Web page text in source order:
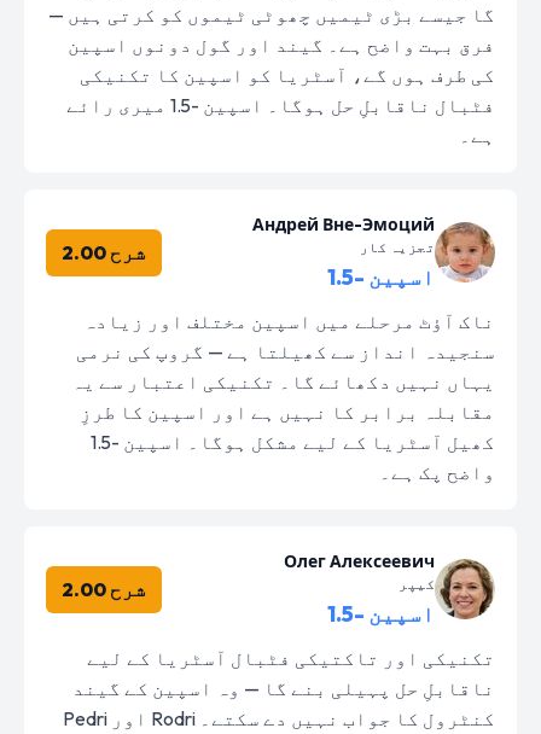
گا جیسے بڑی ٹیمیں چھوٹی ٹیموں کو کرتی ہیں —
فرق بہت واضح ہے۔ گیند اور گول دونوں اسپین
کی طرف ہوں گے، آسٹریا کو اسپین کا تکنیکی
فٹبال ناقابلِ حل ہوگا۔ اسپین -1.5 میری رائے
ہے۔
Андрей Вне-Эмоций
تجزیہ کار
اسپین -1.5
شرح 2.00
ناک آؤٹ مرحلے میں اسپین مختلف اور زیادہ
سنجیدہ انداز سے کھیلتا ہے — گروپ کی نرمی
یہاں نہیں دکھائے گا۔ تکنیکی اعتبار سے یہ
مقابلہ برابر کا نہیں ہے اور اسپین کا طرزِ
کھیل آسٹریا کے لیے مشکل ہوگا۔ اسپین -1.5
واضح پک ہے۔
Олег Алексеевич
کیپر
اسپین -1.5
شرح 2.00
تکنیکی اور تاکتیکی فٹبال آسٹریا کے لیے
ناقابلِ حل پہیلی بنے گا — وہ اسپین کے گیند
کنٹرول کا جواب نہیں دے سکتے۔ Rodri اور Pedri